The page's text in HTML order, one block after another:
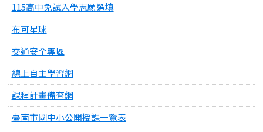
115高中免試入學志願選填
布可星球
交通安全專區
線上自主學習網
課程計畫備查網
臺南市國中小公開授課一覽表